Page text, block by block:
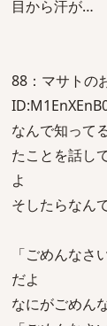
目から汗が…
88：マサトの
なんで知って
たことを話し
よ
そしたらなん
「ごめんなさ
だよ
なにがごめん